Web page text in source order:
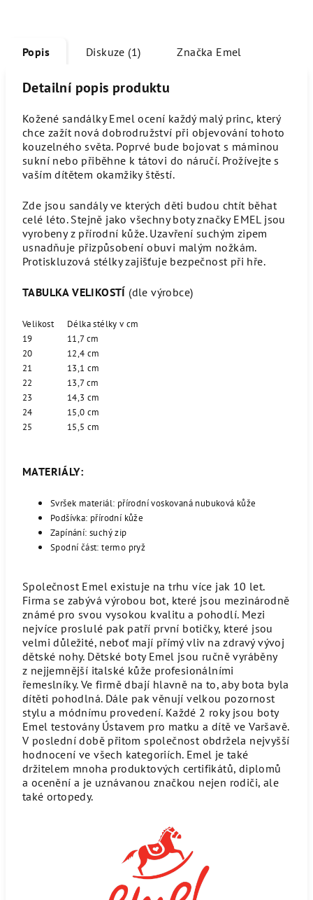
Popis Diskuze (1) Značka Emel
Detailní popis produktu
Kožené sandálky Emel ocení každý malý princ, který
chce zažít nová dobrodružství při objevování tohoto
kouzelného světa. Poprvé bude bojovat s máminou
sukní nebo přiběhne k tátovi do náručí. Prožívejte s
vaším dítětem okamžiky štěstí.
Zde jsou sandály ve kterých děti budou chtít běhat
celé léto. Stejně jako všechny boty značky EMEL jsou
vyrobeny z přírodní kůže. Uzavření suchým zipem
usnadňuje přizpůsobení obuvi malým nožkám.
Protiskluzová stélky zajišťuje bezpečnost při hře.
TABULKA VELIKOSTÍ (dle výrobce)
Velikost
Délka stélky v cm
19
11,7 cm
20
12,4 cm
21
13,1 cm
22
13,7 cm
23
14,3 cm
24
15,0 cm
25
15,5 cm
MATERIÁLY:
Svršek materiál: přírodní voskovaná nubuková kůže
Podšívka: přírodní kůže
Zapínání: suchý zip
Spodní část: termo pryž
Společnost Emel existuje na trhu více jak 10 let.
Firma se zabývá výrobou bot, které jsou mezinárodně
známé pro svou vysokou kvalitu a pohodlí. Mezi
nejvíce proslulé pak patří první botičky, které jsou
velmi důležité, neboť mají přímý vliv na zdravý vývoj
dětské nohy. Dětské boty Emel jsou ručně vyráběny
z nejjemnější italské kůže profesionálními
řemeslníky. Ve firmě dbají hlavně na to, aby bota byla
dítěti pohodlná. Dále pak věnují velkou pozornost
stylu a módnímu provedení. Každé 2 roky jsou boty
Emel testovány Ústavem pro matku a dítě ve Varšavě.
V poslední době přitom společnost obdržela nejvyšší
hodnocení ve všech kategoriích. Emel je také
držitelem mnoha produktových certifikátů, diplomů
a ocenění a je uznávanou značkou nejen rodiči, ale
také ortopedy.